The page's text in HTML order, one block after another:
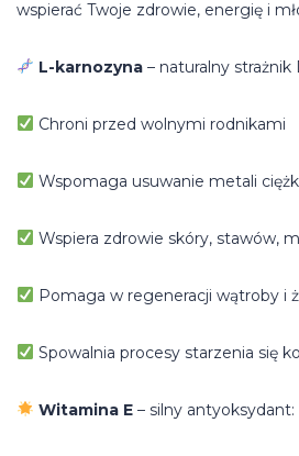
wspierać Twoje zdrowie, energię i
L-karnozyna– naturalny strażnik
Chroni przed wolnymi rodnikami
Wspomaga usuwanie metali
Wspiera zdrowie skóry, stawów,
Pomaga w regeneracji wątroby i
Spowalnia procesy starzenia się
Witamina E– silny antyoksydant: